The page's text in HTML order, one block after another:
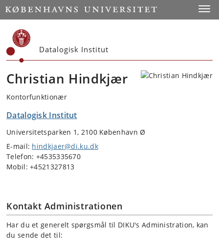
Start
Datalogisk Institut
Christian Hindkjær
Kontorfunktionær
Datalogisk Institut
Universitetsparken 1, 2100 København Ø
E-mail: hindkjaer@di.ku.dk
Telefon: +4535335670
Mobil: +4521327813
Kontakt Administrationen
Har du et generelt spørgsmål til DIKU's Administration, kan
du sende det til: